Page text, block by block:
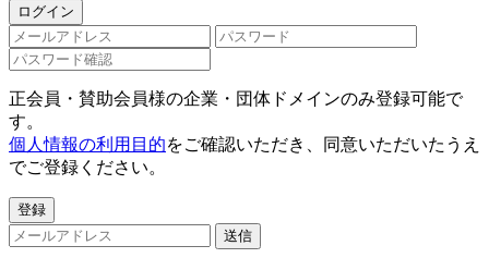
ログイン
正会員・賛助会員様の企業・団体ドメインのみ登録可能で
す。
個人情報の利用目的をご確認いただき、同意いただいたうえ
でご登録ください。
登録
送信